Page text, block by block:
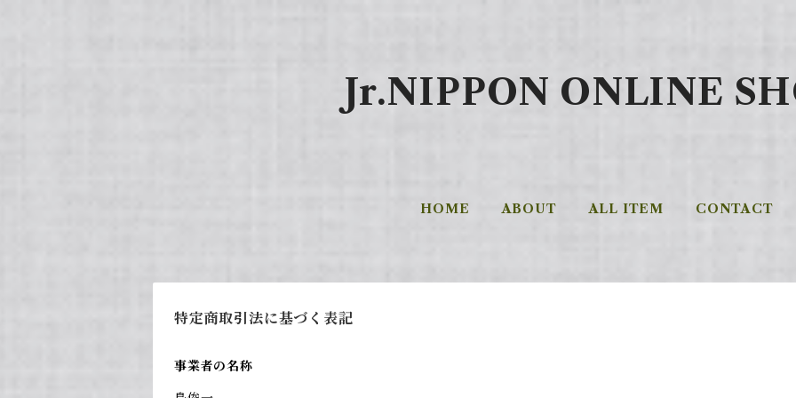
Jr.NIPPON ONLINE
HOME ABOUT ALL ITEM CONTACT
特定商取引法に基づく表記
事業者の名称